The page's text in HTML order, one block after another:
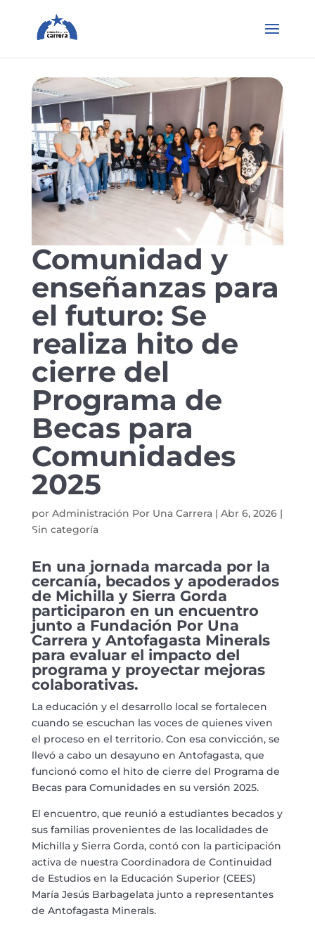
Comunidad y
enseñanzas para
el futuro: Se
realiza hito de
cierre del
Programa de
Becas para
Comunidades
2025
por Administración Por Una Carrera| Abr 6, 2026|
Sin categoría
En una jornada marcada por la
cercanía, becados y apoderados
de Michilla y Sierra Gorda
participaron en un encuentro
junto a Fundación Por Una
Carrera y Antofagasta Minerals
para evaluar el impacto del
programa y proyectar mejoras
colaborativas.
La educación y el desarrollo local se fortalecen
cuando se escuchan las voces de quienes viven
el proceso en el territorio. Con esa convicción, se
llevó a cabo un desayuno en Antofagasta, que
funcionó como el hito de cierre del Programa de
Becas para Comunidades en su versión 2025.
El encuentro, que reunió a estudiantes becados y
sus familias provenientes de las localidades de
Michilla y Sierra Gorda, contó con la participación
activa de nuestra Coordinadora de Continuidad
de Estudios en la Educación Superior (CEES)
María Jesús Barbagelata junto a representantes
de Antofagasta Minerals.